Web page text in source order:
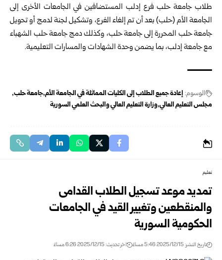
طلاب جامعة حلب فرع إدلب المستضافين في الجامعات الأخرى إلى
الجامعة الأم (حلب) بعد أن تم إلغاء الفرع، وتشكيل لجنة لدمج أو تحويل
جامعة حلب المحررة إلى جامعة حلب، وكذلك دمج جامعة حلب الشهباء
مع جامعة إدلب، بما يضمن وحدة الشهادات والمسارات التعليمية.
الوسوم: إعادة جميع الطلاب إلى الكليات المماثلة في الجامعة الأم جامعة حلب
مجلس التعليم العالي وزارة التعليم العالي والبحث العلمي السورية
تعليم
تمديد موعد تسجيل الطلاب القدامى
والمنقطعين وتغيير القيد في الجامعات
الحكومية السورية
تاريخ النشر: 2025/12/15 5:46 مساءً اخر تحديث: 2025/12/15 6:26 مساءً